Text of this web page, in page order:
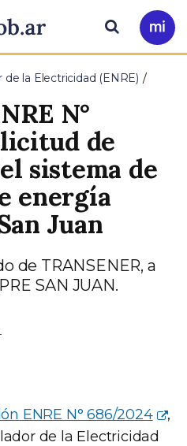
Ir
a
Buscar
la Electricidad (ENRE)
N°
de
sistema de
energía
Juan
de TRANSENER, a
SAN JUAN.
ENRE N° 686/2024
,
de la Electricidad